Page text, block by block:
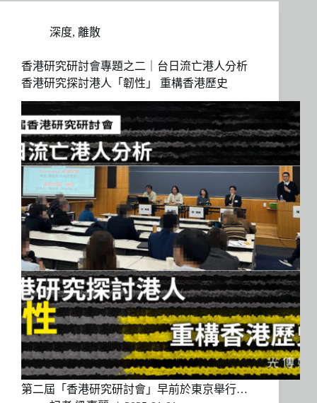
深度, 離散
香港研究研討會專題之二｜台日流亡港人分析
香港研究探討港人「韌性」 重構香港歷史
第二屆「香港研究研討會」早前於東京舉行…